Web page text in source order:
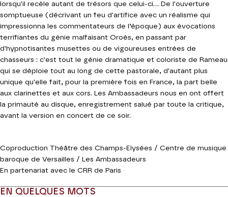
lorsqu'il recèle autant de trésors que celui-ci... De l'ouverture
somptueuse (décrivant un feu d'artifice avec un réalisme qui
impressionna les commentateurs de l’époque) aux évocations
terrifiantes du génie malfaisant Oroès, en passant par
d'hypnotisantes musettes ou de vigoureuses entrées de
chasseurs : c'est tout le génie dramatique et coloriste de Rameau
qui se déploie tout au long de cette pastorale, d'autant plus
unique qu'elle fait, pour la première fois en France, la part belle
aux clarinettes et aux cors. Les Ambassadeurs nous en ont offert
la primauté au disque, enregistrement salué par toute la critique,
avant la version en concert de ce soir.
Coproduction Théâtre des Champs-Elysées / Centre de musique
baroque de Versailles / Les Ambassadeurs
En partenariat avec le CRR de Paris
EN QUELQUES MOTS